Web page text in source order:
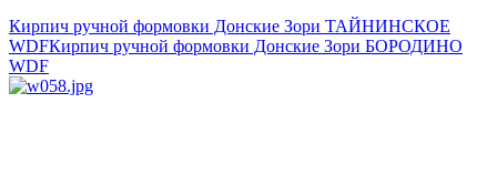
Кирпич ручной формовки Донские Зори ТАЙНИНСКОЕ
WDFКирпич ручной формовки Донские Зори БОРОДИНО
WDF